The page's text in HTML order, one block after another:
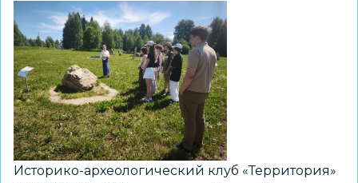
класса
по
диагностической
и
интервенционной
эндоскопии
Историко-археологический клуб «Территория»